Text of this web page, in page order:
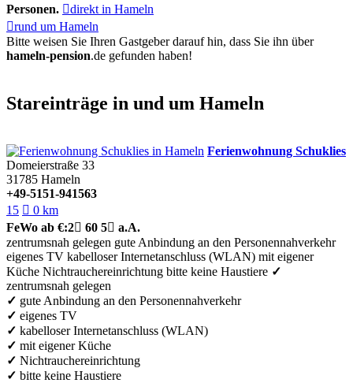
Personen. direkt in Hameln
rund um Hameln
Bitte weisen Sie Ihren Gastgeber darauf hin, dass Sie ihn über
hameln-pension.de gefunden haben!
Stareinträge in und um Hameln
Ferienwohnung Schuklies
Domeierstraße 33
31785 Hameln
+49-5151-941563
15  0 km
FeWo ab €:2 60 5 a.A.
zentrumsnah gelegen gute Anbindung an den Personennahverkehr
eigenes TV kabelloser Internetanschluss (WLAN) mit eigener
Küche Nichtrauchereinrichtung bitte keine Haustiere ✓
zentrumsnah gelegen
✓ gute Anbindung an den Personennahverkehr
✓ eigenes TV
✓ kabelloser Internetanschluss (WLAN)
✓ mit eigener Küche
✓ Nichtrauchereinrichtung
✓ bitte keine Haustiere